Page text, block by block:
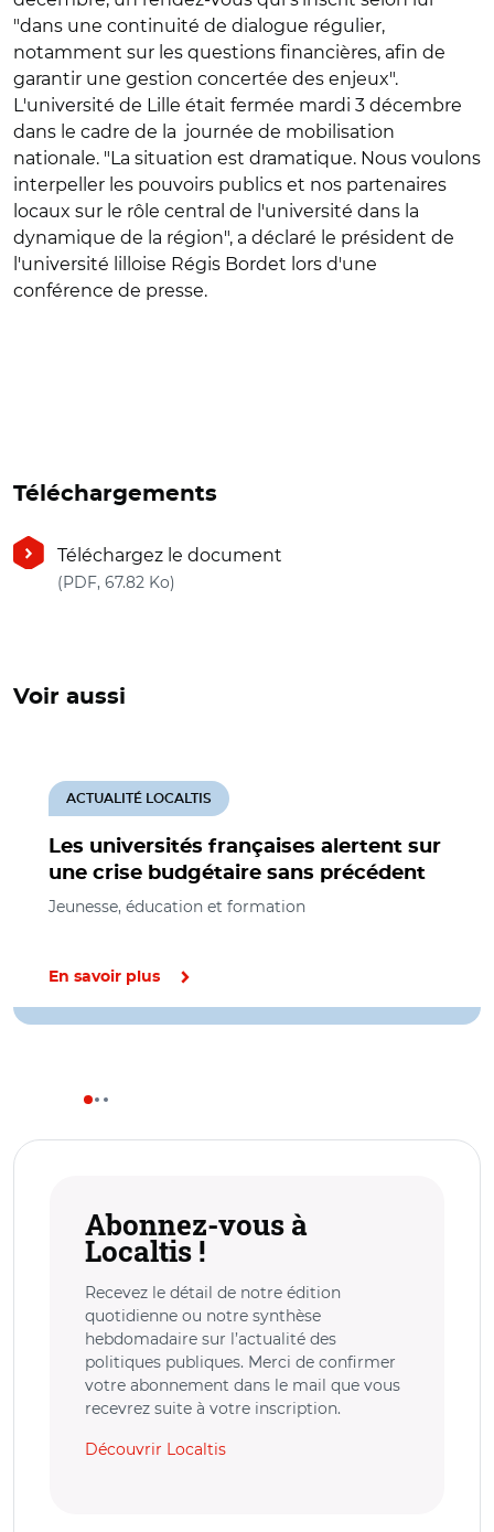
"dans une continuité de dialogue régulier,
notamment sur les questions financières, afin de
garantir une gestion concertée des enjeux".
L'université de Lille était fermée mardi 3 décembre
dans le cadre de la journée de mobilisation
nationale. "La situation est dramatique. Nous voulons
interpeller les pouvoirs publics et nos partenaires
locaux sur le rôle central de l'université dans la
dynamique de la région", a déclaré le président de
l'université lilloise Régis Bordet lors d'une
conférence de presse.
Téléchargements
Téléchargez le document
(PDF, 67.82 Ko)
Voir aussi
Les universités françaises alertent sur
une crise budgétaire sans précédent
ACTUALITÉ LOCALTIS
Jeunesse, éducation et formation
En savoir plus
Abonnez-vous à
Localtis !
Recevez le détail de notre édition
quotidienne ou notre synthèse
hebdomadaire sur l’actualité des
politiques publiques. Merci de confirmer
votre abonnement dans le mail que vous
recevrez suite à votre inscription.
Découvrir Localtis